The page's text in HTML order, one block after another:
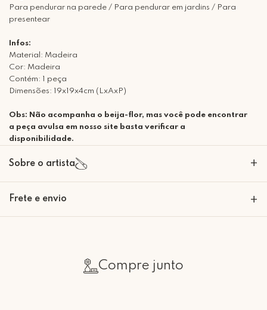
Para pendurar na parede / Para pendurar em jardins / Para
presentear
Infos:
Material: Madeira
Cor: Madeira
Contém: 1 peça
Dimensões: 19x19x4cm (LxAxP)
Obs: Não acompanha o beija-flor, mas você pode encontrar
a peça avulsa em nosso site basta verificar a
disponibilidade.
Sobre o artista +
Frete e envio +
Compre junto